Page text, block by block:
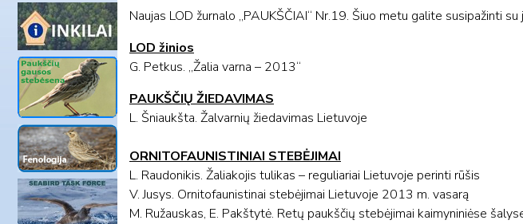
Naujas LOD žurnalo „PAUKŠČIAI“ Nr.19. Šiuo metu galite susipažinti
LOD žinios
G. Petkus. „Žalia varna – 2013“
PAUKŠČIŲ ŽIEDAVIMAS
L. Šniaukšta. Žalvarnių žiedavimas Lietuvoje
ORNITOFAUNISTINIAI STEBĖJIMAI
L. Raudonikis. Žaliakojis tulikas – reguliariai Lietuvoje perinti rūšis
V. Jusys. Ornitofaunistinai stebėjimai Lietuvoje 2013 m. vasarą
M. Ružauskas, E. Pakštytė. Retų paukščių stebėjimai kaimyniniėse